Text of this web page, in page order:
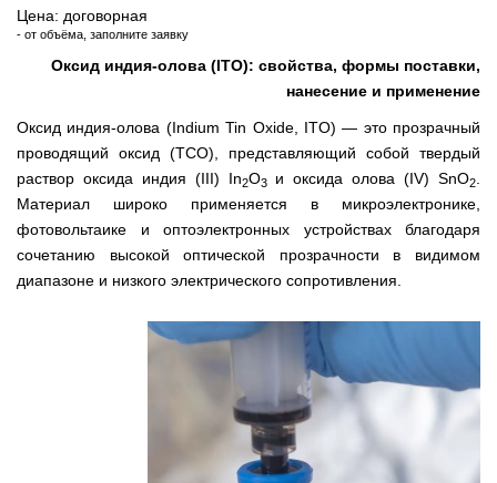
Цена: договорная
- от объёма, заполните заявку
Оксид индия-олова (ITO): свойства, формы поставки,
нанесение и применение
Оксид индия-олова (Indium Tin Oxide, ITO) — это прозрачный
проводящий оксид (TCO), представляющий собой твердый
раствор оксида индия (III) In2O3и оксида олова (IV) SnO2
Материал широко применяется в микроэлектронике,
фотовольтаике и оптоэлектронных устройствах благодаря
сочетанию высокой оптической прозрачности в видимом
диапазоне и низкого электрического сопротивления.